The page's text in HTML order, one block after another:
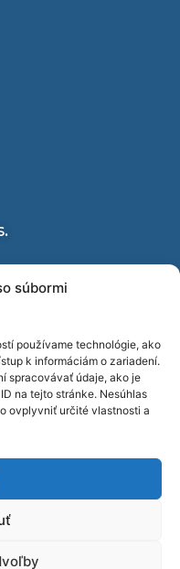
súbormi
používame technológie, ako
k informáciám o zariadení.
spracovávať údaje, ako je
na tejto stránke. Nesúhlas
ovplyvniť určité vlastnosti a
činnosti